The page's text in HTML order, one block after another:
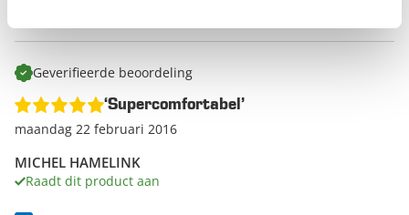
Geverifieerde beoordeling
MICHEL HAMELINK
Raadt dit product aan
‘Supercomfortabel’
maandag 22 februari 2016